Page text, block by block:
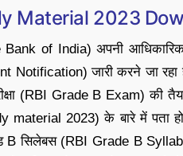
Material 2023
Bank of India) अपनी
जारी करने जा रहा
(RBI Grade B Exam) की
2023) के बारे में पता
B सिलेबस (RBI Grade B